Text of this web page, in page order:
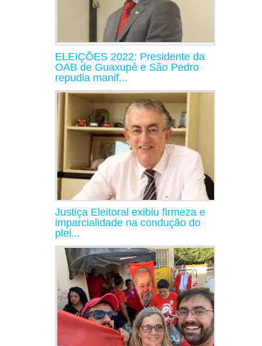
ELEIÇÕES 2022: Presidente da
OAB de Guaxupé e São Pedro
repudia manif...
Justiça Eleitoral exibiu firmeza e
imparcialidade na condução do
plei...